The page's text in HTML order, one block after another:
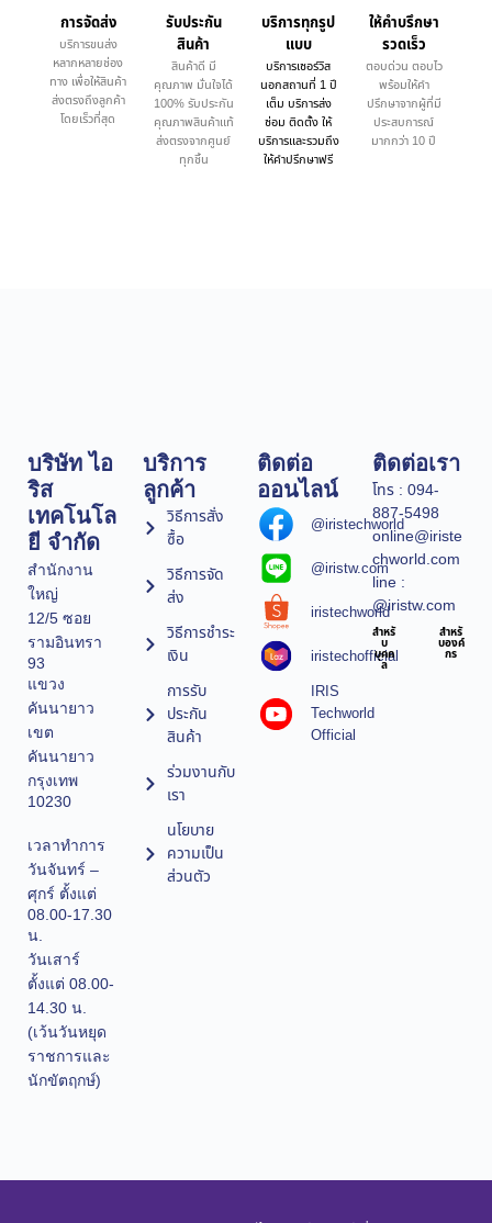
การจัดส่ง
บริการขนส่ง
หลากหลายช่อง
ทาง เพื่อให้สินค้า
ส่งตรงถึงลูกค้า
โดยเร็วที่สุด
รับประกัน
สินค้า
สินค้าดี มี
คุณภาพ มั่นใจได้
100% รับประกัน
คุณภาพสินค้าแท้
ส่งตรงจากศูนย์
ทุกชิ้น
บริการทุกรูป
แบบ
บริการเซอร์วิส
นอกสถานที่ 1 ปี
เต็ม บริการส่ง
ซ่อม ติดตั้ง ให้
บริการและรวมถึง
ให้คำปรึกษาฟรี
ให้คำบรึกษา
รวดเร็ว
ตอบด่วน ตอบไว
พร้อมให้คำ
ปรึกษาจากผู้ที่มี
ประสบการณ์
มากกว่า 10 ปี
บริษัท ไอ
ริส
เทคโนโล
ยี จำกัด
สำนักงาน
ใหญ่
12/5 ซอย
รามอินทรา
93
แขวง
คันนายาว
เขต
คันนายาว
กรุงเทพ
10230
เวลาทำการ
วันจันทร์ –
ศุกร์ ตั้งแต่
08.00-17.30
น.
วันเสาร์
ตั้งแต่ 08.00-
14.30 น.
(เว้นวันหยุด
ราชการและ
นักขัตฤกษ์)
บริการ
ลูกค้า
วิธีการสั่ง
ซื้อ
วิธีการจัด
ส่ง
วิธีการชำระ
เงิน
การรับ
ประกัน
สินค้า
ร่วมงานกับ
เรา
นโยบาย
ความเป็น
ส่วนตัว
ติดต่อ
ออนไลน์
@iristechworld
@iristw.com
iristechworld
iristechofficial
IRIS
Techworld
Official
ติดต่อเรา
โทร : 094-
887-5498
online@iriste
chworld.com
line :
@iristw.com
สำหรั
บ
บุคค
ล
สำหรั
บองค์
กร